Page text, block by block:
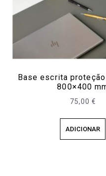
Base escrita
800×400
75,00€
ADICIONAR